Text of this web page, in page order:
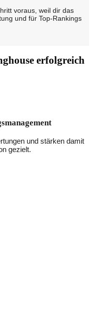
voraus, weil dir das
und für Top-Rankings
erfolgreich
und stärken damit
gezielt.